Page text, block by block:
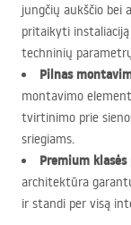
jungčių aukščio bei
pritaikyti
techninių
Pilnas
montavimo
tvirtinimo prie
sriegiams.
Premium
architektūra
ir standi per visą